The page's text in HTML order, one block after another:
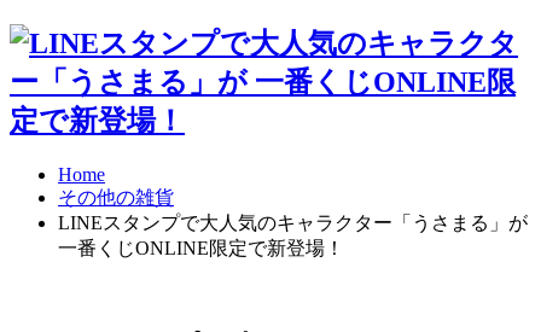
Home
その他の雑貨
LINEスタンプで大人気のキャラクター「うさまる」が
一番くじONLINE限定で新登場！